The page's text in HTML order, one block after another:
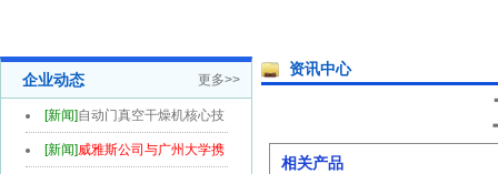
企业动态 更多>>
[新闻]自动门真空干燥机核心技
术喜获...
[新闻]威雅斯公司与广州大学携
资讯中心
相关产品